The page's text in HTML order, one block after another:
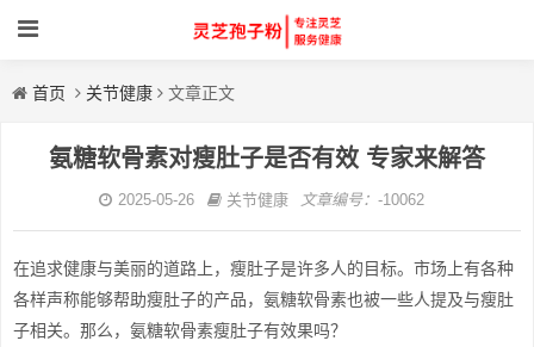
首页 关节健康 文章正文
氨糖软骨素对瘦肚子是否有效 专家来解答
2025-05-26 关节健康 文章编号： -10062
在追求健康与美丽的道路上，瘦肚子是许多人的目标。市场上有各种
各样声称能够帮助瘦肚子的产品，氨糖软骨素也被一些人提及与瘦肚
子相关。那么，氨糖软骨素瘦肚子有效果吗？